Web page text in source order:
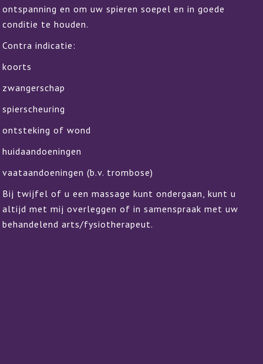
ontspanning en om uw spieren soepel en in goede
conditie te houden.
Contra indicatie:
koorts
zwangerschap
spierscheuring
ontsteking of wond
huidaandoeningen
vaataandoeningen (b.v. trombose)
Bij twijfel of u een massage kunt ondergaan, kunt u
altijd met mij overleggen of in samenspraak met uw
behandelend arts/fysiotherapeut.